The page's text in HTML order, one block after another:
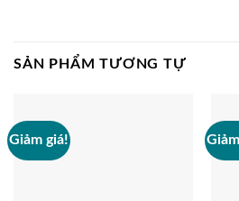
SẢN PHẨM TƯƠNG TỰ
Giảm giá!